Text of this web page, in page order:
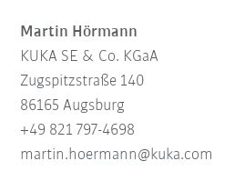
Martin Hörmann
KUKA SE & Co. KGaA
Zugspitzstraße 140
86165 Augsburg
+49 821 797-4698
martin.hoermann@kuka.com